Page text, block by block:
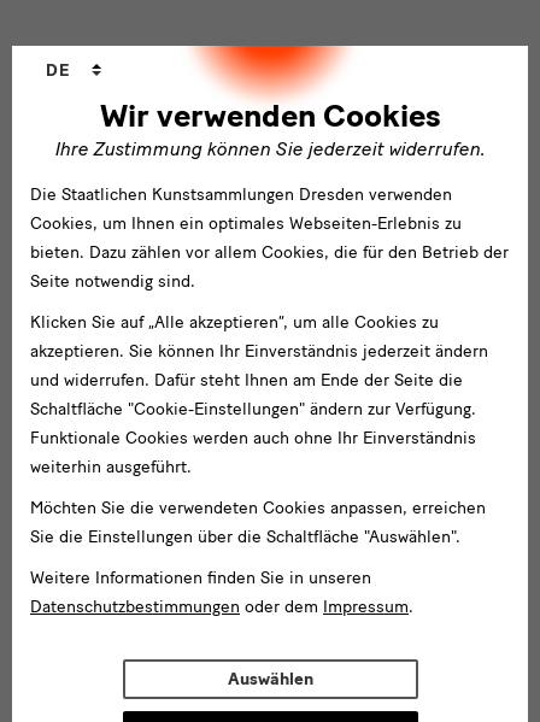
Wir verwenden Cookies
Ihre Zustimmung können Sie jederzeit widerrufen.
DE
Die Staatlichen Kunstsammlungen Dresden verwenden
Cookies, um Ihnen ein optimales Webseiten-Erlebnis zu
bieten. Dazu zählen vor allem Cookies, die für den Betrieb der
Seite notwendig sind.
Klicken Sie auf „Alle akzeptieren“, um alle Cookies zu
akzeptieren. Sie können Ihr Einverständnis jederzeit ändern
und widerrufen. Dafür steht Ihnen am Ende der Seite die
Schaltfläche "Cookie-Einstellungen" ändern zur Verfügung.
Funktionale Cookies werden auch ohne Ihr Einverständnis
weiterhin ausgeführt.
Möchten Sie die verwendeten Cookies anpassen, erreichen
Sie die Einstellungen über die Schaltfläche "Auswählen".
Weitere Informationen finden Sie in unseren
Datenschutzbestimmungen oder dem Impressum.
Auswählen